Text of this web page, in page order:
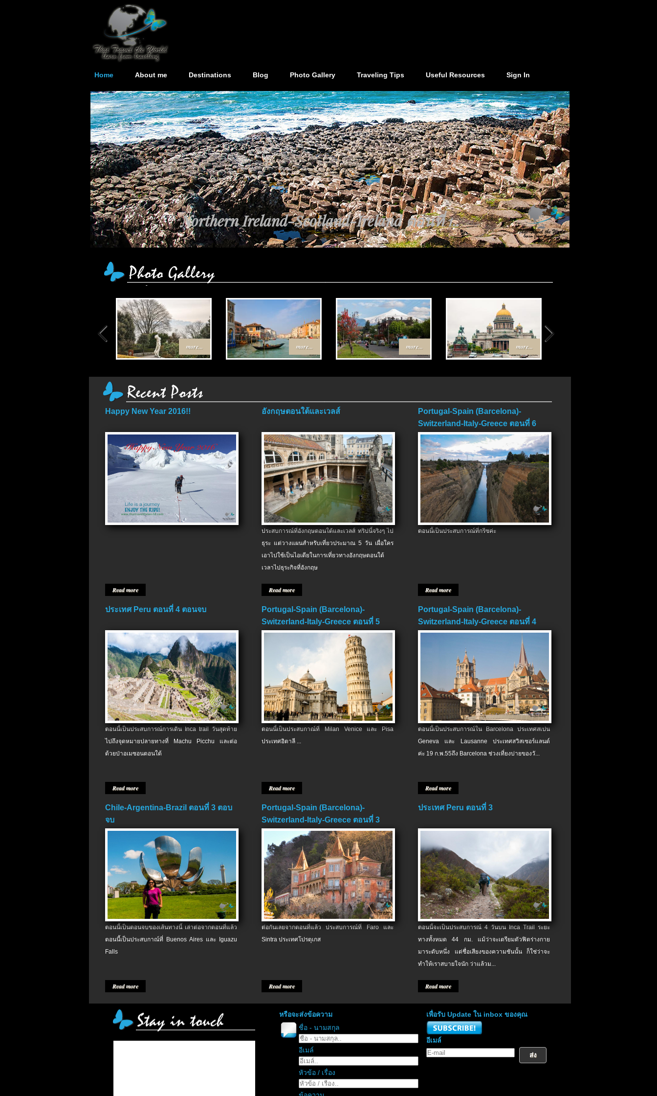
Home About me Destinations Blog Photo Gallery Traveling Tips Useful Resources Sign In
Northern Ireland-Scotland-Ireland ตอนที่ 1..
more... more... more... more...
Happy New Year 2016!!
Read more
อังกฤษตอนใต้และเวลส์
ประสบการณ์ที่อังกฤษตอนใต้และเวลส์ ทริปนี้จริงๆ ไป
ธุระ แต่วางแผนสำหรับเที่ยวประมาณ 5 วัน เผื่อใคร
เอาไปใช้เป็นไอเดียในการเที่ยวทางอังกฤษตอนใต้
เวลาไปธุระกิจที่อังกฤษ
Read more
Portugal-Spain (Barcelona)-
Switzerland-Italy-Greece ตอนที่ 6
ตอนจบ
ตอนนี้เป็นประสบการณ์ที่กรีซค่ะ
Read more
ประเทศ Peru ตอนที่ 4 ตอนจบ
ตอนนี้เป็นประสบการณ์การเดิน Inca trail วันสุดท้าย
ไปถึงจุดหมายปลายทางที่ Machu Picchu และต่อ
ด้วยป่าอเมซอนตอนใต้
Read more
Portugal-Spain (Barcelona)-
Switzerland-Italy-Greece ตอนที่ 5
ตอนนี้เป็นประสบกาณ์ที่ Milan Venice และ Pisa
ประเทศอิตาลี ...
Read more
Portugal-Spain (Barcelona)-
Switzerland-Italy-Greece ตอนที่ 4
ตอนนี้เป็นประสบการณ์ใน Barcelona ประเทศสเปน
Geneva และ Lausanne ประเทศสวิสเซอร์แลนด์
ค่ะ 19 ก.พ.​55ถึง Barcelona ช่วงเที่ยงบ่ายของวั...
Read more
Chile-Argentina-Brazil ตอนที่ 3 ตอบ
จบ
ตอนนี้เป็นตอนจบของเส้นทางนี้ เล่าต่อจากตอนที่แล้ว
ตอนนี้เป็นประสบกาณ์ที่ Buenos Aires และ Iguazu
Falls
Read more
Portugal-Spain (Barcelona)-
Switzerland-Italy-Greece ตอนที่ 3
ต่อกันเลยจากตอนที่แล้ว ประสบการณ์ที่ Faro และ
Sintra ประเทศโปรตุเกส
Read more
ประเทศ Peru ตอนที่ 3
ตอนนี้จะเป็นประสบการณ์ 4 วันบน Inca Trail ระยะ
ทางทั้งหมด 44 กม. แม้ว่าจะเตรียมตัวฟิตร่างกาย
มาระดับหนึ่ง แต่ชื่อเสียงของความชันนั้น ก็ใช่ว่าจะ
ทำให้เราสบายใจนัก ว่าแล้วม...
Read more
หรือจะส่งข้อความ
ชื่อ - นามสกุล
อีเมล์
หัวข้อ / เรื่อง
เพื่อรับ Update ใน inbox ของคุณ
อีเมล์
ส่ง